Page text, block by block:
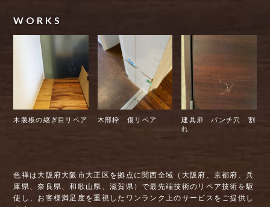
WORKS
木製板の継ぎ目リペア 木部枠 傷リペア
建具扉 パンチ穴 割
れ
色禅は大阪府大阪市大正区を拠点に関西全域（大阪府、京都府、兵
庫県、奈良県、和歌山県、滋賀県）で最先端技術のリペア技術を駆
使し、お客様満足度を重視したワンランク上のサービスをご提供し